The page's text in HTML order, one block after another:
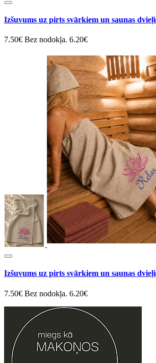
Izšuvums uz pirts svārkiem un saunas
7.50€ Bez nodokļa. 6.20€
Izšuvums uz pirts svārkiem un saunas
7.50€ Bez nodokļa. 6.20€